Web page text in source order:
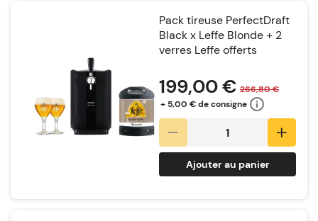
Pack tireuse PerfectDraft
Black x Leffe Blonde + 2
verres Leffe offerts
199,00 € 266,80 €
+ 5,00 € de consigne
Ajouter au panier